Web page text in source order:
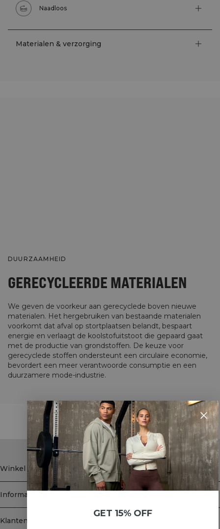
Naadloos
Materialen & verzorging
DUURZAAMHEID
GERECYCLEERDE MATERIALEN
We geven de voorkeur aan gerecyclede boven nieuwe
materialen. Het hergebruiken van bestaande materialen
voorkomt dat afval op stortplaatsen belandt, bespaart
energie en verlaagt de koolstofuitstoot die gepaard gaat
met de productie van grondstoffen. De keuze voor
gerecyclede stoffen ondersteunt een circulaire economie,
bevordert een meer verantwoorde consumptie en een
duurzamere mode-industrie.
STYLE WITH
Winkel
Informatie
Klantenservice
GET 15% OFF